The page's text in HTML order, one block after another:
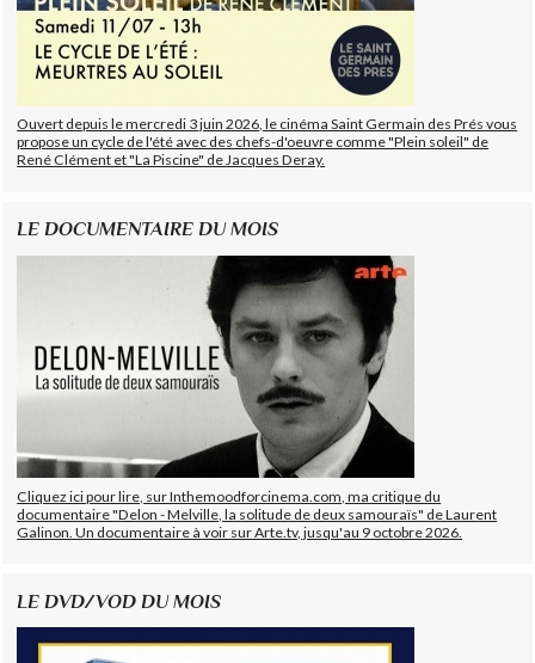
Ouvert depuis le mercredi 3 juin 2026, le cinéma Saint Germain des Prés vous
propose un cycle de l'été avec des chefs-d'oeuvre comme "Plein soleil" de
René Clément et "La Piscine" de Jacques Deray.
LE DOCUMENTAIRE DU MOIS
Cliquez ici pour lire, sur Inthemoodforcinema.com, ma critique du
documentaire "Delon - Melville, la solitude de deux samouraïs" de Laurent
Galinon. Un documentaire à voir sur Arte.tv, jusqu'au 9 octobre 2026.
LE DVD/VOD DU MOIS